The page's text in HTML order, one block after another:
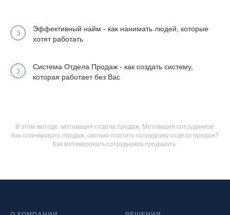
Эффективный найм - как нанимать людей, которые
хотят работать
Система Отдела Продаж - как создать систему,
которая работает без Вас
В этом методе: мотивация отдела продаж. Мотивация сотрудников.
Как планировать продаж, сколько платить сотруднику отдела продаж?
Как мотивировать сотрудников продавать.